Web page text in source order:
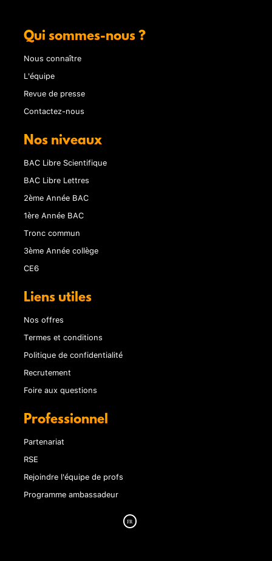
Qui sommes-nous ?
Nous connaître
L'équipe
Revue de presse
Contactez-nous
Nos niveaux
BAC Libre Scientifique
BAC Libre Lettres
2ème Année BAC
1ère Année BAC
Tronc commun
3ème Année collège
CE6
Liens utiles
Nos offres
Termes et conditions
Politique de confidentialité
Recrutement
Foire aux questions
Professionnel
Partenariat
RSE
Rejoindre l'équipe de profs
Programme ambassadeur